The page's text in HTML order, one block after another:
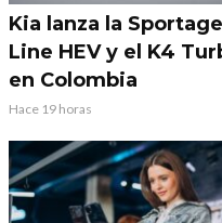
Kia lanza la
Line HEV y el K4
en Colombia
Hace 19 horas